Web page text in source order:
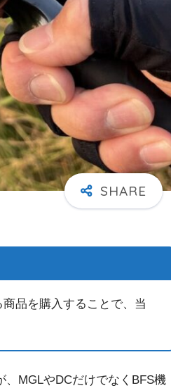
品を購入することで、当
MGLやDCだけでなくBFS機